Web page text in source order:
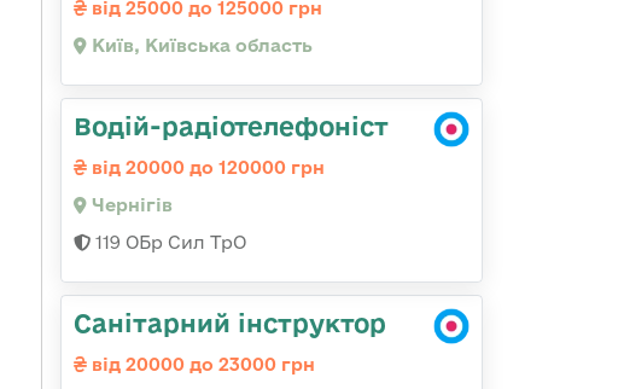
від 25000 до 125000 грн
Київ, Київська область
Водій-радіотелефоніст
від 20000 до 120000 грн
Чернігів
119 ОБр Сил ТрО
Санітарний інструктор
від 20000 до 23000 грн